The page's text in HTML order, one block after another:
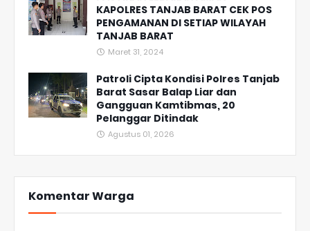
KAPOLRES TANJAB BARAT CEK POS
PENGAMANAN DI SETIAP WILAYAH
TANJAB BARAT
Maret 31, 2024
Patroli Cipta Kondisi Polres Tanjab
Barat Sasar Balap Liar dan
Gangguan Kamtibmas, 20
Pelanggar Ditindak
Agustus 01, 2026
Komentar Warga